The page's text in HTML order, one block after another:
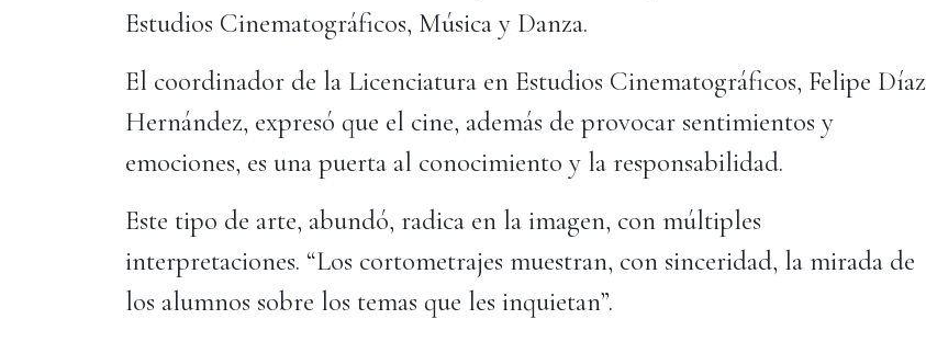
Estudios Cinematográficos, Música y Danza.
El coordinador de la Licenciatura en Estudios Cinematográficos, Felipe Díaz
Hernández, expresó que el cine, además de provocar sentimientos y
emociones, es una puerta al conocimiento y la responsabilidad.
Este tipo de arte, abundó, radica en la imagen, con múltiples
interpretaciones. “Los cortometrajes muestran, con sinceridad, la mirada de
los alumnos sobre los temas que les inquietan”.